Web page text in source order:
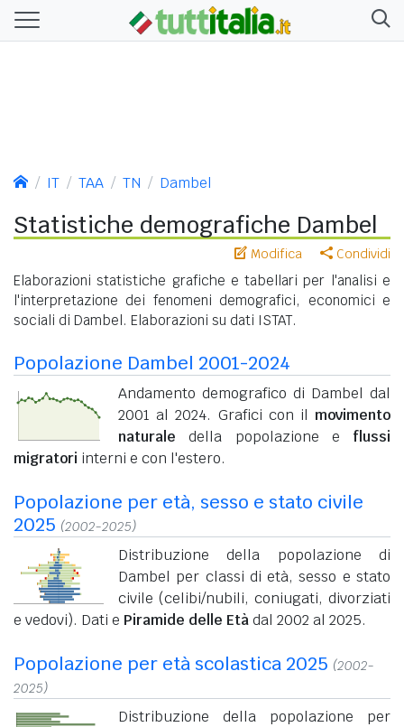
IT TAA TN Dambel
Statistiche demografiche Dambel
Modifica Condividi
Elaborazioni statistiche grafiche e tabellari per l'analisi e
l'interpretazione dei fenomeni demografici, economici e
sociali di Dambel. Elaborazioni su dati ISTAT.
Popolazione Dambel 2001-2024
Andamento demografico di Dambel dal
2001 al 2024. Grafici con il movimento
naturale della popolazione e flussi
migratori interni e con l'estero.
Popolazione per età, sesso e stato civile
2025 (2002-2025)
Distribuzione della popolazione di
Dambel per classi di età, sesso e stato
civile (celibi/nubili, coniugati, divorziati
e vedovi). Dati e Piramide delle Etàdal 2002 al 2025.
Popolazione per età scolastica 2025 (2002-
2025)
Distribuzione della popolazione per